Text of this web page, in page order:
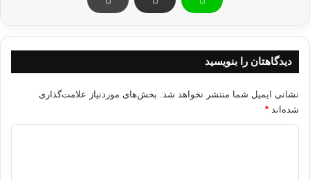
می‌كند و به همين خاطر در روزهای اخير، تعداد زيادی از مردم به دست اين
يوسف قرضاوی در ادامه از قبايل ليبی و افسران ارتش خواست كه به معترضان
سبب می‌شود كه كشور ليبی به حقيقت عربی و اسلامی خود برگردد.
وی در پايان تصريح كرد: ملت ليبی را به صبر و استقامت دعوت می‌كنم،
دیدگاهتان را بنویسید
نشانی ایمیل شما منتشر نخواهد شد. بخش‌های موردنیاز علامت‌گذاری
شده‌اند *